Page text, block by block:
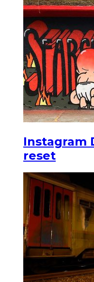
Instagram
reset